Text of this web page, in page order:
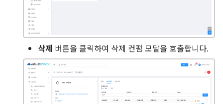
삭제 버튼을 클릭하여 삭제 컨펌 모달을 호출합니다.